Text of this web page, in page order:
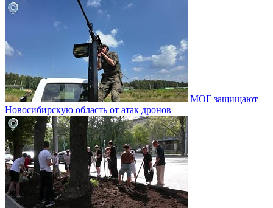
МОГ защищают
Новосибирскую область от атак дронов